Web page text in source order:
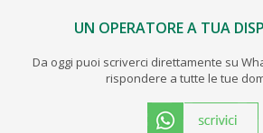
UN OPERATORE A TUA
Da oggi puoi scriverci direttamente su
rispondere a tutte le tue